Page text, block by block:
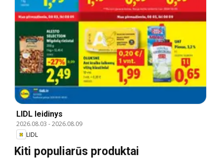
LIDL leidinys
2026.08.03 -2026.08.09
LIDL
Kiti populiarūs produktai